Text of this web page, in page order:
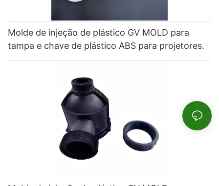
Molde de injeção de plástico GV MOLD para
tampa e chave de plástico ABS para projetores.